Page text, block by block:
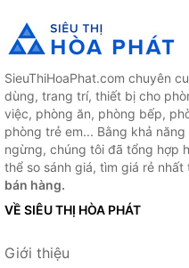
SieuThiHoaPhat.com chuyên
dùng, trang trí, thiết bị cho
việc, phòng ăn, phòng bếp,
phòng trẻ em... Bằng khả
ngừng, chúng tôi đã tổng hợp
thể so sánh giá, tìm giá rẻ nhất
bán hàng.
VỀ SIÊU THỊ HÒA PHÁT
Giới thiệu